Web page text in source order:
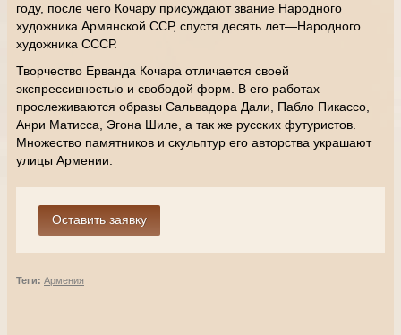
году, после чего Кочару присуждают звание Народного
художника Армянской ССР, спустя десять лет—Народного
художника СССР.
Творчество Ерванда Кочара отличается своей
экспрессивностью и свободой форм. В его работах
прослеживаются образы Сальвадора Дали, Пабло Пикассо,
Анри Матисса, Эгона Шиле, а так же русских футуристов.
Множество памятников и скульптур его авторства украшают
улицы Армении.
Теги: Армения